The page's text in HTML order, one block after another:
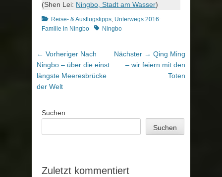
(Shen Lei: Ningbo, Stadt am Wasser)
Kategorien
Reise- & Ausflugstipps, Unterwegs 2016:
Familie in Ningbo
Schlagworte
Ningbo
Beitragsnavigation
← Vorheriger Vorheriger
Beitrag:
Nach
Ningbo – über die einst
längste Meeresbrücke
der Welt
Nächster → Nächster
Beitrag:
Qing Ming
– wir feiern mit den
Toten
Suchen
Suchen
Zuletzt kommentiert